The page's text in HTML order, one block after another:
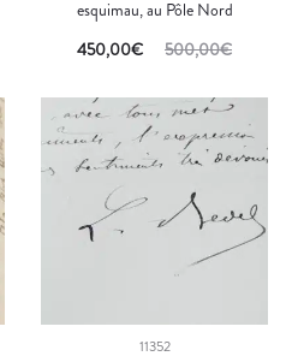
esquimau, au Pôle Nord
500,00€
450,00€
11352